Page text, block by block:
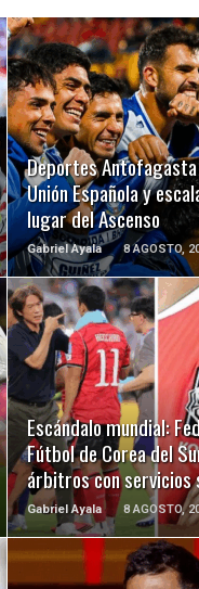
Deportes
Unión Española y
lugar del Ascenso
Gabriel Ayala 8 AGOSTO,
LEER MÁS
Escándalo mundial:
Fútbol de Corea del
árbitros con servicios
Gabriel Ayala 8 AGOSTO,
LEER MÁS